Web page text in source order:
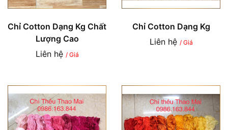
Chỉ Cotton Dạng Kg Chất
Lượng Cao
Liên hệ / Giá
Chỉ Cotton Dạng Kg
Liên hệ / Giá